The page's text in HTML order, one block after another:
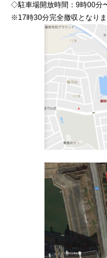
◇駐車場開放時間：9時00分
※17時30分完全撤収となりま